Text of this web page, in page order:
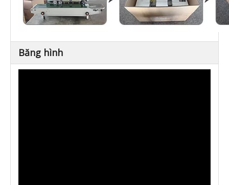
Băng hình